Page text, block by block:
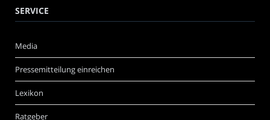
SERVICE
Media
Pressemitteilung einreichen
Lexikon
Ratgeber